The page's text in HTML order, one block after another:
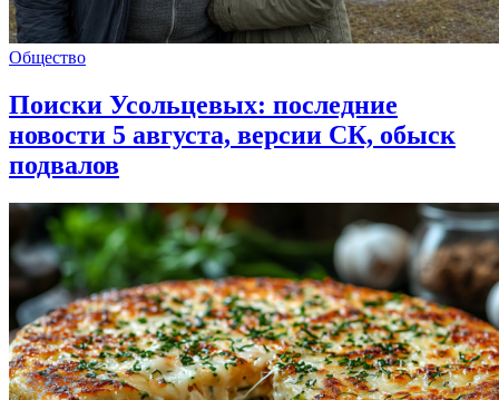
Общество
Поиски Усольцевых: последние
новости 5 августа, версии СК, обыск
подвалов